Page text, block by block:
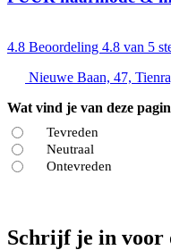
4.8 Beoordeling 4.8 van 5
Nieuwe Baan, 47,
Wat vind je van deze
Tevreden
Neutraal
Ontevreden
Schrijf je in voor